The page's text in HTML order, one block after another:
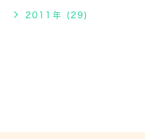
2011年 (29)